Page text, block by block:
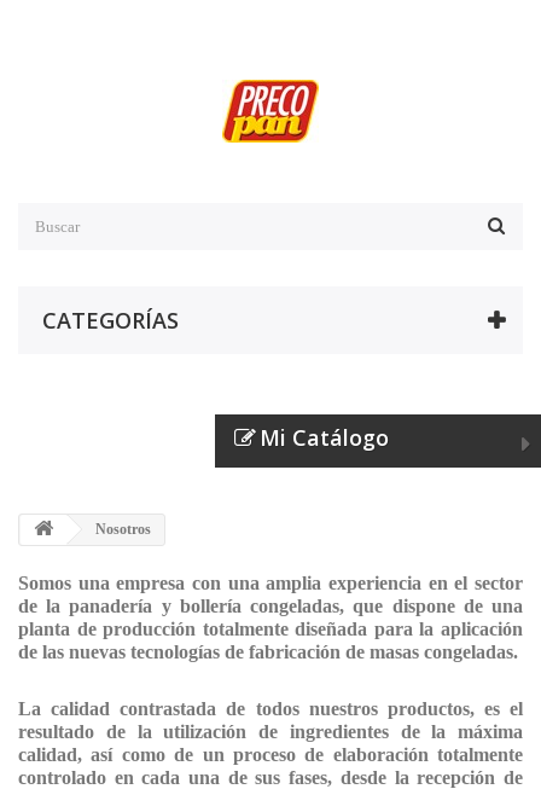
CATEGORÍAS
Mi Catálogo
Nosotros
Somos una empresa con una amplia experiencia en el sector
de la panadería y bollería congeladas, que dispone de una
planta de producción totalmente diseñada para la aplicación
de las nuevas tecnologías de fabricación de masas congeladas.
La calidad contrastada de todos nuestros productos, es el
resultado de la utilización de ingredientes de la máxima
calidad, así como de un proceso de elaboración totalmente
controlado en cada una de sus fases, desde la recepción de